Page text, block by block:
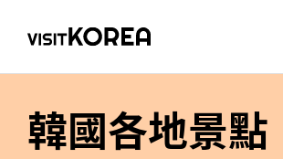
韓國各地景點